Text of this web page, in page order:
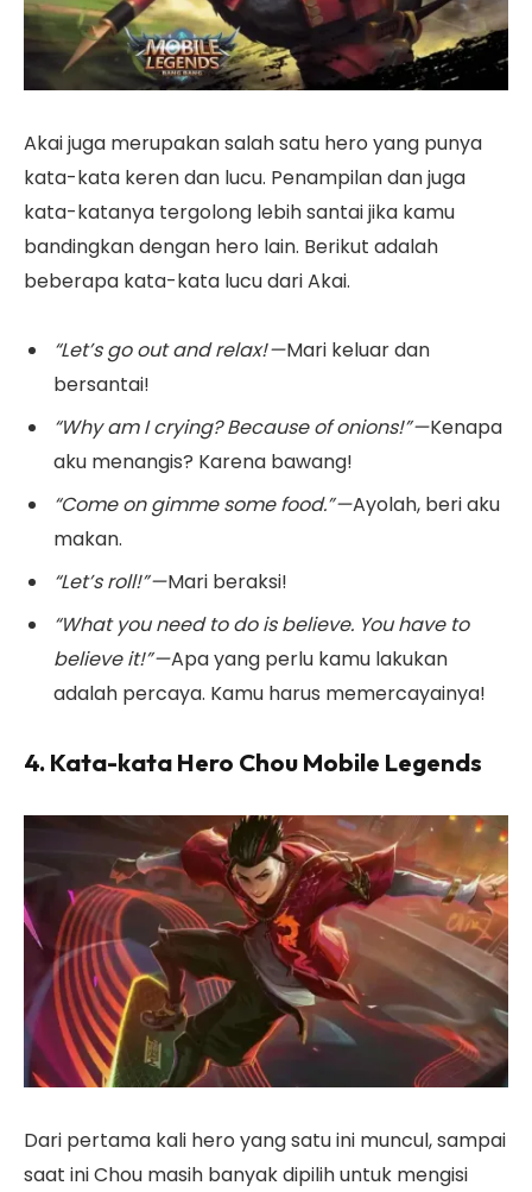
Akai juga merupakan salah satu hero yang punya
kata-kata keren dan lucu. Penampilan dan juga
kata-katanya tergolong lebih santai jika kamu
bandingkan dengan hero lain. Berikut adalah
beberapa kata-kata lucu dari Akai.
“Let’s go out and relax! —Mari keluar dan
bersantai!
“Why am I crying? Because of onions!” —Kenapa
aku menangis? Karena bawang!
“Come on gimme some food.” —Ayolah, beri aku
makan.
“Let’s roll!” —Mari beraksi!
“What you need to do is believe. You have to
believe it!” —Apa yang perlu kamu lakukan
adalah percaya. Kamu harus memercayainya!
4. Kata-kata Hero Chou Mobile Legends
Dari pertama kali hero yang satu ini muncul, sampai
saat ini Chou masih banyak dipilih untuk mengisi